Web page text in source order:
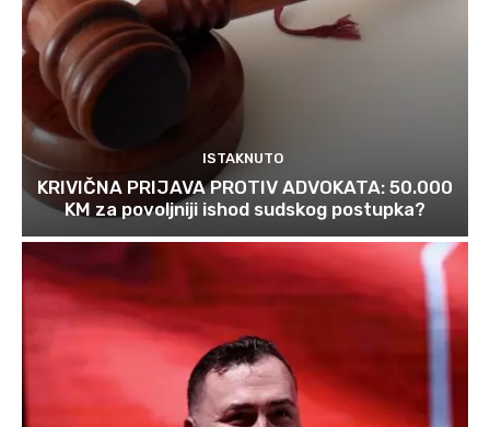
ISTAKNUTO
KRIVIČNA PRIJAVA PROTIV ADVOKATA: 50.000
KM za povoljniji ishod sudskog postupka?